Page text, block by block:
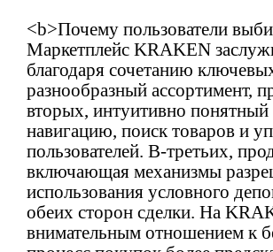
<b>Почему пользователи
Маркетплейс KRAKEN
благодаря сочетанию
разнообразный ассортимент,
вторых, интуитивно
навигацию, поиск товаров и
пользователей. В-третьих,
включающая механизмы
использования условного
обеих сторон сделки. На
внимательным отношением к